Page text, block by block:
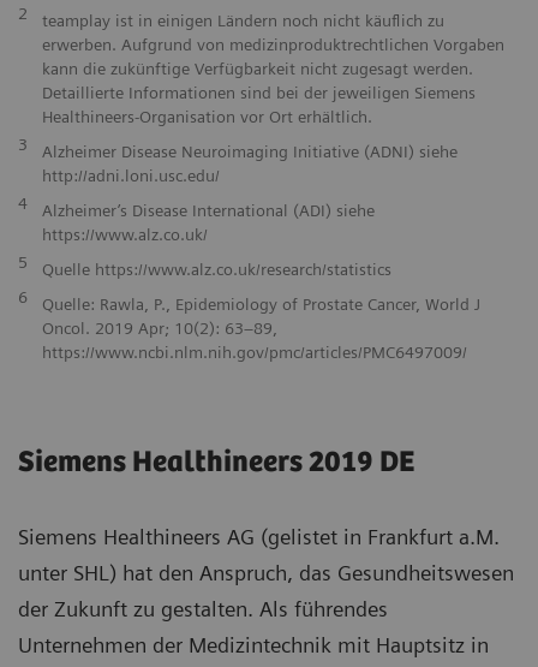
2
teamplay ist in einigen Ländern noch nicht käuflich zu
erwerben. Aufgrund von medizinproduktrechtlichen Vorgaben
kann die zukünftige Verfügbarkeit nicht zugesagt werden.
Detaillierte Informationen sind bei der jeweiligen Siemens
Healthineers-Organisation vor Ort erhältlich.
3
Alzheimer Disease Neuroimaging Initiative (ADNI) siehe
http://adni.loni.usc.edu/
4
Alzheimer’s Disease International (ADI) siehe
https://www.alz.co.uk/
5
Quelle https://www.alz.co.uk/research/statistics
6
Quelle: Rawla, P., Epidemiology of Prostate Cancer, World J
Oncol. 2019 Apr; 10(2): 63–89,
https://www.ncbi.nlm.nih.gov/pmc/articles/PMC6497009/
Siemens Healthineers 2019 DE
Siemens Healthineers AG (gelistet in Frankfurt a.M.
unter SHL) hat den Anspruch, das Gesundheitswesen
der Zukunft zu gestalten. Als führendes
Unternehmen der Medizintechnik mit Hauptsitz in